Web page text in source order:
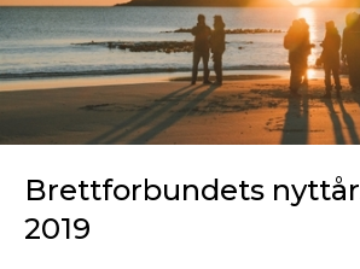
Brettforbundets
2019